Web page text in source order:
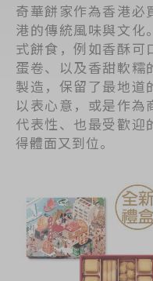
奇華餅家作為香港必
港的傳統風味與文化
式餅食，例如香酥可
蛋卷、以及香甜軟糯
製造，保留了最地道
以表心意，或是作為
代表性、也最受歡迎
得體面又到位。